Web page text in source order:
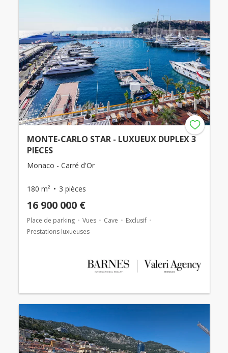
MONTE-CARLO STAR - LUXUEUX DUPLEX 3
PIECES
Monaco - Carré d'Or
180 m² 3 pièces
16 900 000 €
Place de parking Vues Cave
Exclusif
Prestations luxueuses